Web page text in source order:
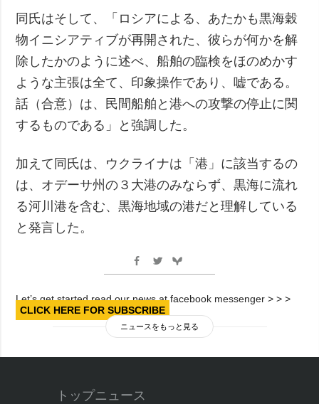
同氏はそして、「ロシアによる、あたかも黒海穀
物イニシアティブが再開された、彼らが何かを解
除したかのように述べ、船舶の臨検をほのめかす
ような主張は全て、印象操作であり、嘘である。
話（合意）は、民間船舶と港への攻撃の停止に関
するものである」と強調した。
加えて同氏は、ウクライナは「港」に該当するの
は、オデーサ州の３大港のみならず、黒海に流れ
る河川港を含む、黒海地域の港だと理解している
と発言した。
Let’s get started read our news at facebook messenger > > >
CLICK HERE FOR SUBSCRIBE
ニュースをもっと見る
トップニュース